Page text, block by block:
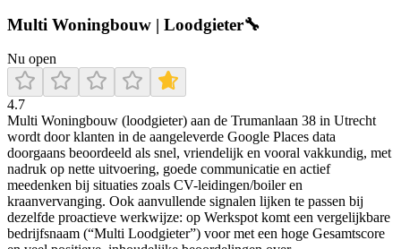
Multi Woningbouw | Loodgieter🔧
Nu open
4.7
Multi Woningbouw (loodgieter) aan de Trumanlaan 38 in Utrecht
wordt door klanten in de aangeleverde Google Places data
doorgaans beoordeeld als snel, vriendelijk en vooral vakkundig, met
nadruk op nette uitvoering, goede communicatie en actief
meedenken bij situaties zoals CV-leidingen/boiler en
kraanvervanging. Ook aanvullende signalen lijken te passen bij
dezelfde proactieve werkwijze: op Werkspot komt een vergelijkbare
bedrijfsnaam (“Multi Loodgieter”) voor met een hoge Gesamtscore